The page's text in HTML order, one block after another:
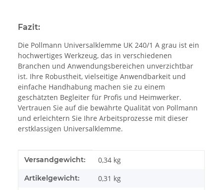
Fazit:
Die Pollmann Universalklemme UK 240/1 A grau ist ein
hochwertiges Werkzeug, das in verschiedenen
Branchen und Anwendungsbereichen unverzichtbar
ist. Ihre Robustheit, vielseitige Anwendbarkeit und
einfache Handhabung machen sie zu einem
geschätzten Begleiter für Profis und Heimwerker.
Vertrauen Sie auf die bewährte Qualität von Pollmann
und erleichtern Sie Ihre Arbeitsprozesse mit dieser
erstklassigen Universalklemme.
Produkteigenschaft
Wert
Versandgewicht: 0,34 kg
Artikelgewicht: 0,31 kg